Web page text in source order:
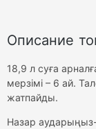
Описание
18,9 л суға
мерзімі – 6 ай.
жатпайды.
Назар